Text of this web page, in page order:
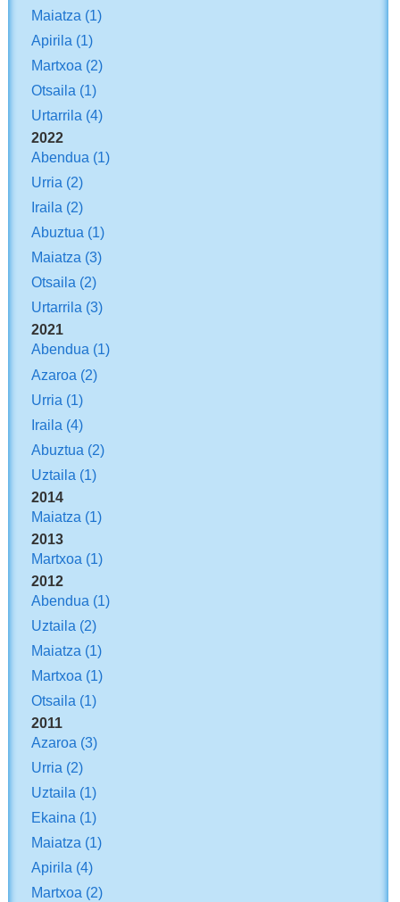
Maiatza (1)
Apirila (1)
Martxoa (2)
Otsaila (1)
Urtarrila (4)
2022
Abendua (1)
Urria (2)
Iraila (2)
Abuztua (1)
Maiatza (3)
Otsaila (2)
Urtarrila (3)
2021
Abendua (1)
Azaroa (2)
Urria (1)
Iraila (4)
Abuztua (2)
Uztaila (1)
2014
Maiatza (1)
2013
Martxoa (1)
2012
Abendua (1)
Uztaila (2)
Maiatza (1)
Martxoa (1)
Otsaila (1)
2011
Azaroa (3)
Urria (2)
Uztaila (1)
Ekaina (1)
Maiatza (1)
Apirila (4)
Martxoa (2)